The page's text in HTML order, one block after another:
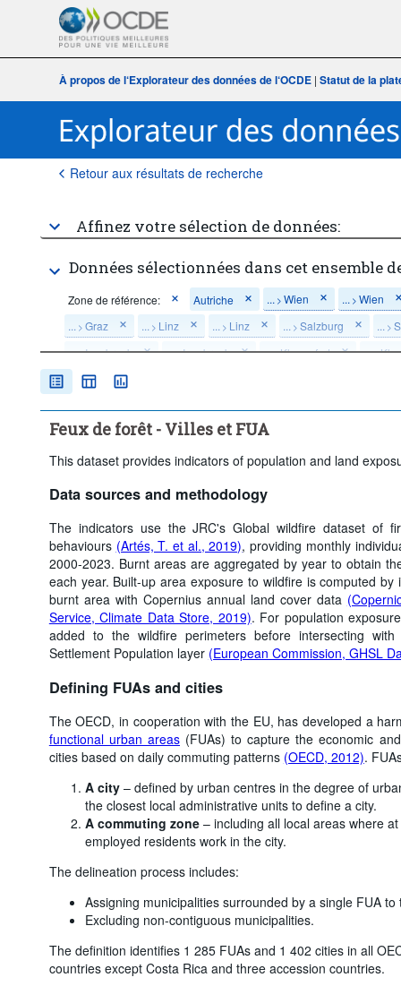
À propos de l‘Explorateur des données de l‘OCDE | Statut de la
Retour aux résultats de recherche
Affinez votre sélection de données:
Données sélectionnées dans cet ensemble
Zone de référence: Autriche ... > Wien ... > Wien
... > Graz ... > Linz ... > Linz ... > Salzburg ... >
...>Innsbruck ...>Innsbruck ...>Klagenfurt ...>
Mesure:
Supprimer tout
Feux de forêt - Villes et FUA
This dataset provides indicators of population and land
Data sources and methodology
The indicators use the JRC's Global wildfire dataset of
behaviours (Artés, T. et al., 2019), providing monthly
2000-2023. Burnt areas are aggregated by year to obtain
each year. Built-up area exposure to wildfire is computed by
burnt area with Copernius annual land cover data
Service, Climate Data Store, 2019). For population
added to the wildfire perimeters before intersecting
Settlement Population layer (European Commission, GHSL
Defining FUAs and cities
The OECD, in cooperation with the EU, has developed a
functional urban areas(FUAs) to capture the economic
cities based on daily commuting patterns (OECD, 2012).
A city– defined by urban centres in the degree of
the closest local administrative units to define a city.
A commuting zone– including all local areas where
employed residents work in the city.
The delineation process includes:
Assigning municipalities surrounded by a single FUA to
Excluding non-contiguous municipalities.
The definition identifies 1 285 FUAs and 1 402 cities in all
countries except Costa Rica and three accession countries.